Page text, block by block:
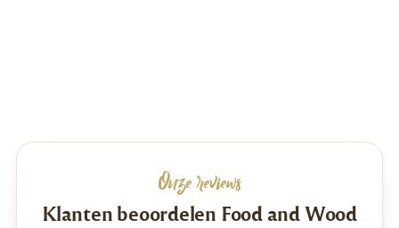
Onze reviews
Klanten beoordelen Food and Wood